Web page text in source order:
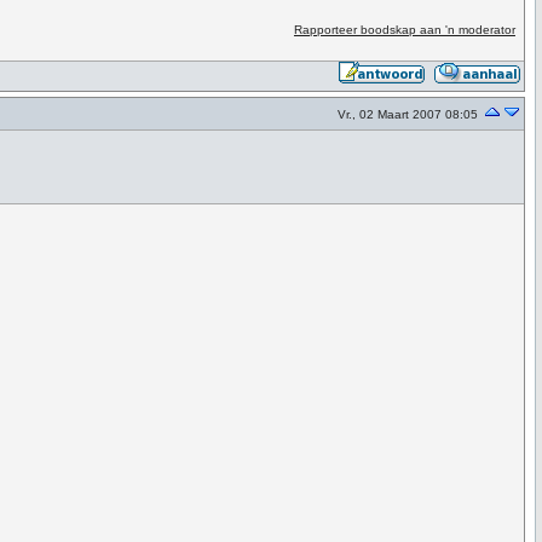
Rapporteer boodskap aan 'n moderator
Vr., 02 Maart 2007 08:05